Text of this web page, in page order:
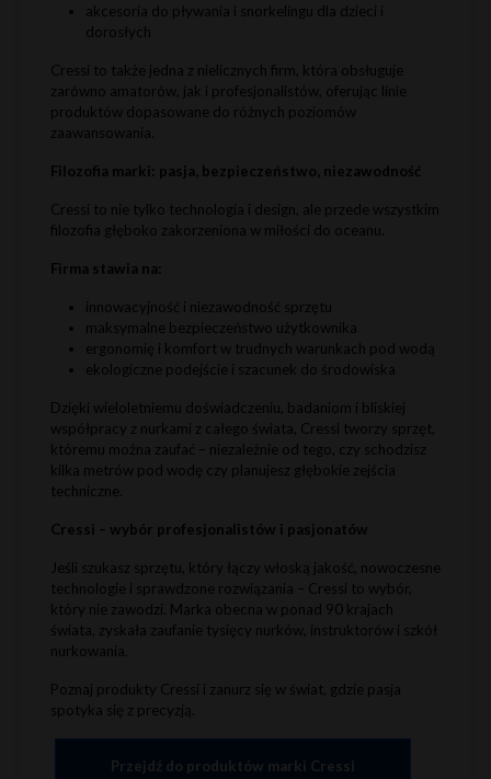
akcesoria do pływania i snorkelingu dla dzieci i
dorosłych
Cressi to także jedna z nielicznych firm, która obsługuje
zarówno amatorów, jak i profesjonalistów, oferując linie
produktów dopasowane do różnych poziomów
zaawansowania.
Filozofia marki: pasja, bezpieczeństwo, niezawodność
Cressi to nie tylko technologia i design, ale przede wszystkim
filozofia głęboko zakorzeniona w miłości do oceanu.
Firma stawia na:
innowacyjność i niezawodność sprzętu
maksymalne bezpieczeństwo użytkownika
ergonomię i komfort w trudnych warunkach pod wodą
ekologiczne podejście i szacunek do środowiska
Dzięki wieloletniemu doświadczeniu, badaniom i bliskiej
współpracy z nurkami z całego świata, Cressi tworzy sprzęt,
któremu można zaufać – niezależnie od tego, czy schodzisz
kilka metrów pod wodę czy planujesz głębokie zejścia
techniczne.
Cressi – wybór profesjonalistów i pasjonatów
Jeśli szukasz sprzętu, który łączy włoską jakość, nowoczesne
technologie i sprawdzone rozwiązania – Cressi to wybór,
który nie zawodzi. Marka obecna w ponad 90 krajach
świata, zyskała zaufanie tysięcy nurków, instruktorów i szkół
nurkowania.
Poznaj produkty Cressi i zanurz się w świat, gdzie pasja
spotyka się z precyzją.
Przejdź do produktów marki Cressi